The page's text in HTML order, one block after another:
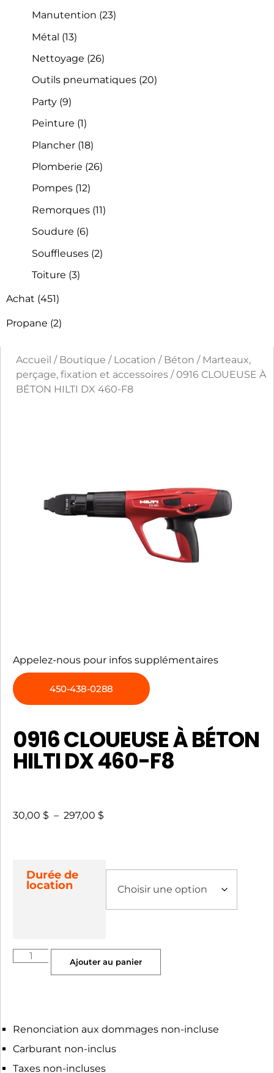
Manutention (23)
Métal (13)
Nettoyage (26)
Outils pneumatiques (20)
Party (9)
Peinture (1)
Plancher (18)
Plomberie (26)
Pompes (12)
Remorques (11)
Soudure (6)
Souffleuses (2)
Toiture (3)
Achat (451)
Propane (2)
Accueil / Boutique / Location / Béton / Marteaux,
perçage, fixation et accessoires / 0916 CLOUEUSE À
BÉTON HILTI DX 460-F8
Appelez-nous pour infos supplémentaires
450-438-0288
0916 CLOUEUSE À BÉTON
HILTI DX 460-F8
30,00 $ – 297,00 $
Durée de
location
Ajouter au panier
Renonciation aux dommages non-incluse
Carburant non-inclus
Taxes non-incluses